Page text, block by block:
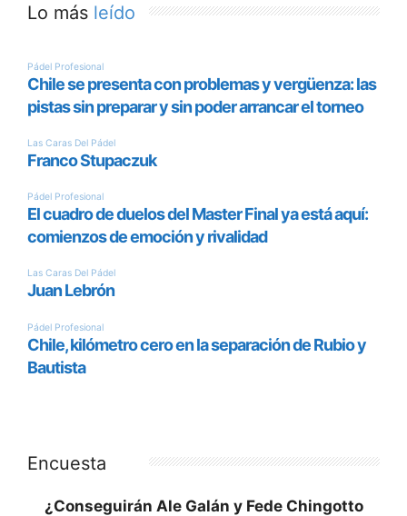
Lo más leído
Encuesta
¿Conseguirán Ale Galán y Fede Chingotto